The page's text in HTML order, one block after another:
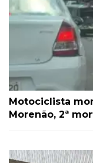
Motociclista
Morenão, 2ª